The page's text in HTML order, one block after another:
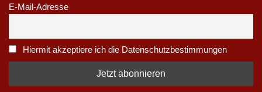
E-Mail-Adresse
Hiermit akzeptiere ich die Datenschutzbestimmungen